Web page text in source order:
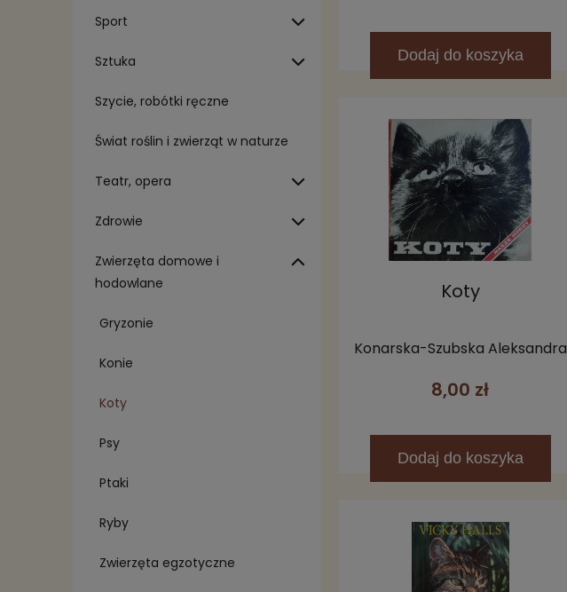
Sport
Sztuka
Szycie, robótki ręczne
Świat roślin i zwierząt w naturze
Teatr, opera
Zdrowie
Zwierzęta domowe i
hodowlane
Gryzonie
Konie
Koty
Psy
Ptaki
Ryby
Zwierzęta egzotyczne
Dodaj do koszyka
Koty
Konarska-Szubska Aleksandra
8,00 zł
Dodaj do koszyka